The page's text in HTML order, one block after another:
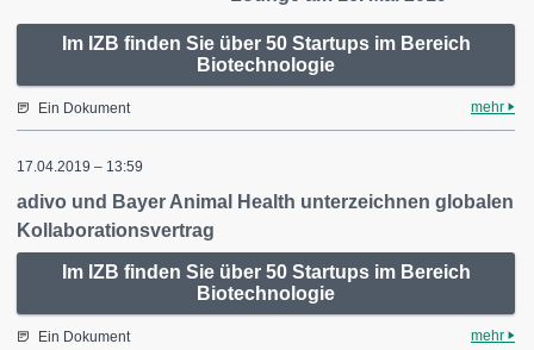
Im IZB finden Sie über 50 Startups im Bereich
Biotechnologie
Ein Dokument mehr
17.04.2019 – 13:59
adivo und Bayer Animal Health unterzeichnen globalen
Kollaborationsvertrag
Im IZB finden Sie über 50 Startups im Bereich
Biotechnologie
Ein Dokument mehr